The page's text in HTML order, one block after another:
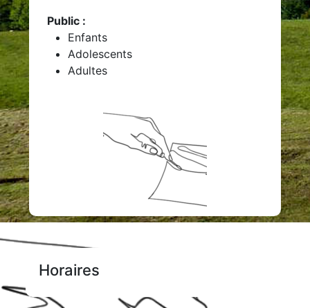
Public :
Enfants
Adolescents
Adultes
Horaires